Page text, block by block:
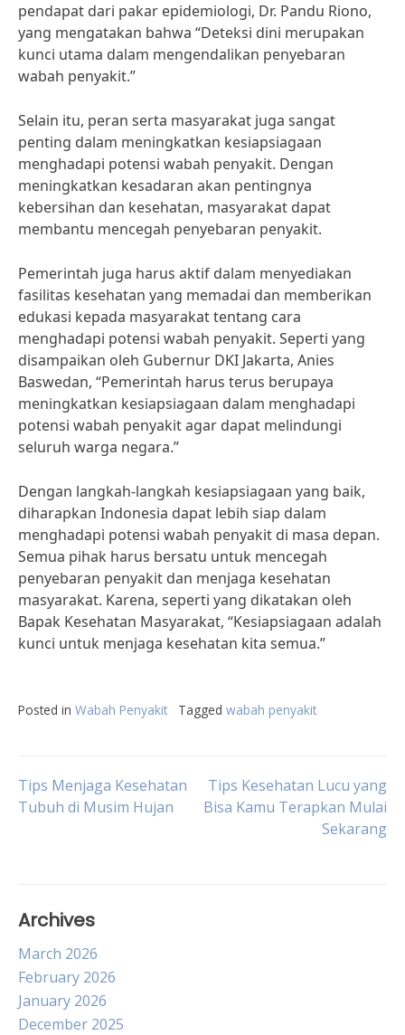
pendapat dari pakar epidemiologi, Dr. Pandu Riono,
yang mengatakan bahwa “Deteksi dini merupakan
kunci utama dalam mengendalikan penyebaran
wabah penyakit.”
Selain itu, peran serta masyarakat juga sangat
penting dalam meningkatkan kesiapsiagaan
menghadapi potensi wabah penyakit. Dengan
meningkatkan kesadaran akan pentingnya
kebersihan dan kesehatan, masyarakat dapat
membantu mencegah penyebaran penyakit.
Pemerintah juga harus aktif dalam menyediakan
fasilitas kesehatan yang memadai dan memberikan
edukasi kepada masyarakat tentang cara
menghadapi potensi wabah penyakit. Seperti yang
disampaikan oleh Gubernur DKI Jakarta, Anies
Baswedan, “Pemerintah harus terus berupaya
meningkatkan kesiapsiagaan dalam menghadapi
potensi wabah penyakit agar dapat melindungi
seluruh warga negara.”
Dengan langkah-langkah kesiapsiagaan yang baik,
diharapkan Indonesia dapat lebih siap dalam
menghadapi potensi wabah penyakit di masa depan.
Semua pihak harus bersatu untuk mencegah
penyebaran penyakit dan menjaga kesehatan
masyarakat. Karena, seperti yang dikatakan oleh
Bapak Kesehatan Masyarakat, “Kesiapsiagaan adalah
kunci untuk menjaga kesehatan kita semua.”
Posted in Wabah Penyakit Tagged wabah penyakit
Post
Tips Menjaga Kesehatan
Tubuh di Musim Hujan
Tips Kesehatan Lucu yang
Bisa Kamu Terapkan Mulai
Sekarang
Archives
March 2026
February 2026
January 2026
December 2025